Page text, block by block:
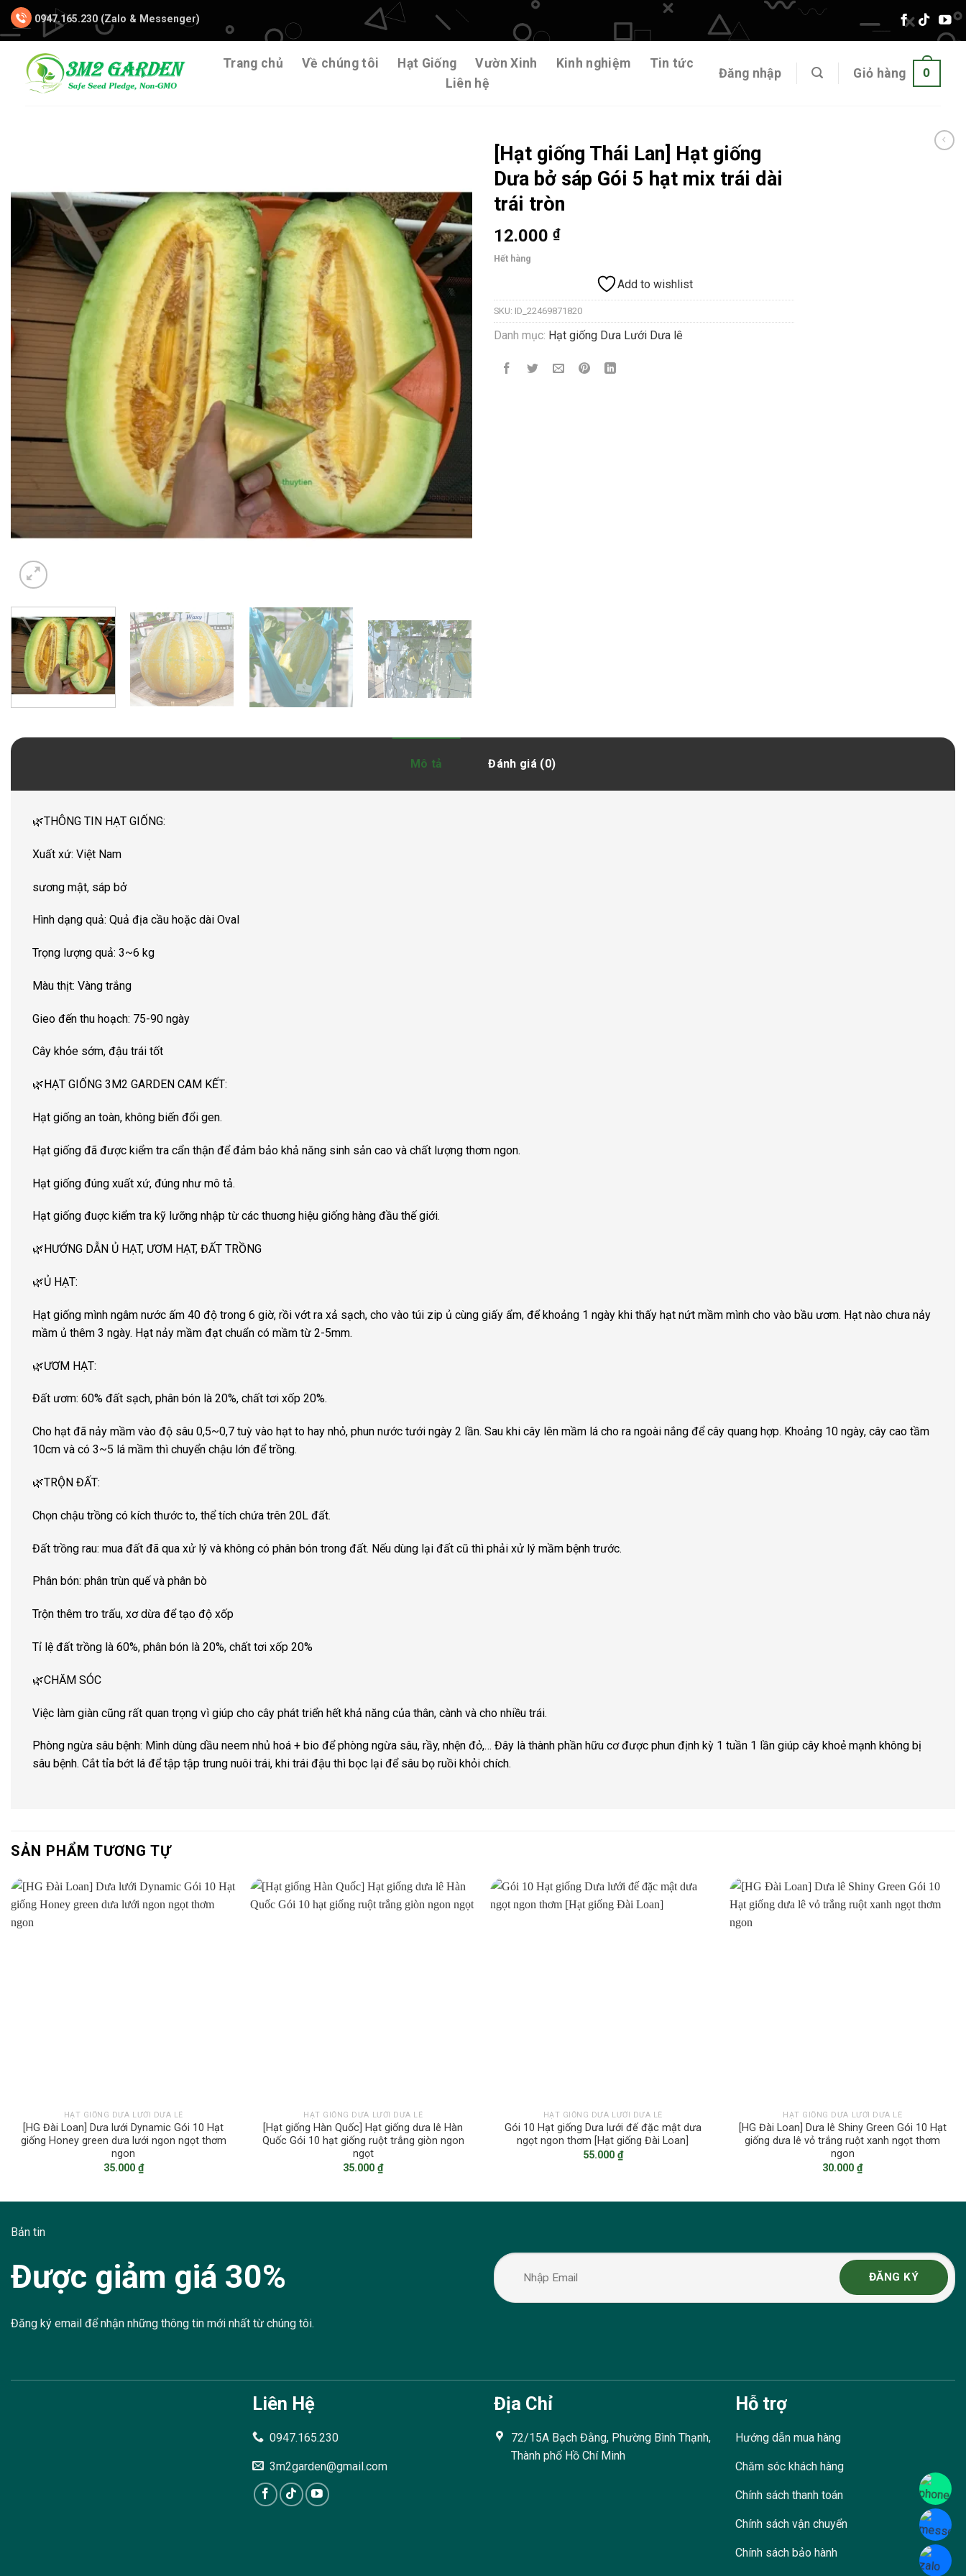
Chuyển
đến
nội
0947.165.230 (Zalo & Messenger)
Trang chủ Về chúng tôi Hạt Giống Vườn Xinh Kinh nghiệm
Tin tức
Liên hệ
Đăng nhập Giỏ hàng 0
Add to wishlist
[Hạt giống Thái Lan] Hạt giống
Dưa bở sáp Gói 5 hạt mix trái dài
trái tròn
12.000 ₫
Hết hàng
Add to wishlist
SKU: ID_22469871820
Danh mục: Hạt giống Dưa Lưới Dưa lê
Mô tả Đánh giá (0)
🌿THÔNG TIN HẠT GIỐNG:
Xuất xứ: Việt Nam
sương mật, sáp bở
Hình dạng quả: Quả địa cầu hoặc dài Oval
Trọng lượng quả: 3~6 kg
Màu thịt: Vàng trắng
Gieo đến thu hoạch: 75-90 ngày
Cây khỏe sớm, đậu trái tốt
🌿HẠT GIỐNG 3M2 GARDEN CAM KẾT:
Hạt giống an toàn, không biến đổi gen.
Hạt giống đã được kiểm tra cẩn thận để đảm bảo khả năng sinh sản cao và chất lượng thơm ngon.
Hạt giống đúng xuất xứ, đúng như mô tả.
Hạt giống đuợc kiểm tra kỹ lưỡng nhập từ các thuơng hiệu giống hàng đầu thế giới.
🌿HƯỚNG DẪN Ủ HẠT, ƯƠM HẠT, ĐẤT TRỒNG
🌿Ủ HẠT:
Hạt giống mình ngâm nước ấm 40 độ trong 6 giờ, rồi vớt ra xả sạch, cho vào túi zip ủ cùng giấy ẩm, để khoảng 1 ngày khi thấy hạt nứt mầm mình cho vào bầu ươm. Hạt nào chưa nảy
mầm ủ thêm 3 ngày. Hạt nảy mầm đạt chuẩn có mầm từ 2-5mm.
🌿ƯƠM HẠT:
Đất ươm: 60% đất sạch, phân bón là 20%, chất tơi xốp 20%.
Cho hạt đã nảy mầm vào độ sâu 0,5~0,7 tuỳ vào hạt to hay nhỏ, phun nước tưới ngày 2 lần. Sau khi cây lên mầm lá cho ra ngoài nắng để cây quang hợp. Khoảng 10 ngày, cây cao tầm
10cm và có 3~5 lá mầm thì chuyển chậu lớn để trồng.
🌿TRỘN ĐẤT:
Chọn chậu trồng có kích thước to, thể tích chứa trên 20L đất.
Đất trồng rau: mua đất đã qua xử lý và không có phân bón trong đất. Nếu dùng lại đất cũ thì phải xử lý mầm bệnh trước.
Phân bón: phân trùn quế và phân bò
Trộn thêm tro trấu, xơ dừa để tạo độ xốp
Tỉ lệ đất trồng là 60%, phân bón là 20%, chất tơi xốp 20%
🌿CHĂM SÓC
Việc làm giàn cũng rất quan trọng vì giúp cho cây phát triển hết khả năng của thân, cành và cho nhiều trái.
Phòng ngừa sâu bệnh: Mình dùng dầu neem nhủ hoá + bio để phòng ngừa sâu, rầy, nhện đỏ,… Đây là thành phần hữu cơ được phun định kỳ 1 tuần 1 lần giúp cây khoẻ mạnh không bị
sâu bệnh. Cắt tỉa bớt lá để tập tập trung nuôi trái, khi trái đậu thì bọc lại để sâu bọ ruồi khỏi chích.
SẢN PHẨM TƯƠNG TỰ
HẠT GIỐNG DƯA LƯỚI DƯA LÊ
[HG Đài Loan] Dưa lưới Dynamic Gói 10 Hạt
giống Honey green dưa lưới ngon ngọt thơm
ngon
35.000 ₫
HẠT GIỐNG DƯA LƯỚI DƯA LÊ
[Hạt giống Hàn Quốc] Hạt giống dưa lê Hàn
Quốc Gói 10 hạt giống ruột trắng giòn ngon
ngọt
35.000₫
HẠT GIỐNG DƯA LƯỚI DƯA LÊ
Gói 10 Hạt giống Dưa lưới đế đặc mật dưa
ngọt ngon thơm [Hạt giống Đài Loan]
55.000 ₫
HẠT GIỐNG DƯA LƯỚI DƯA LÊ
[HG Đài Loan] Dưa lê Shiny Green Gói 10 Hạt
giống dưa lê vỏ trắng ruột xanh ngọt thơm
ngon
30.000₫
Bản tin
Được giảm giá 30%
Đăng ký email để nhận những thông tin mới nhất từ chúng tôi.
Liên Hệ
0947.165.230
3m2garden@gmail.com
Địa Chỉ
72/15A Bạch Đằng, Phường Bình Thạnh,
Thành phố Hồ Chí Minh
Hỗ trợ
Hướng dẫn mua hàng
Chăm sóc khách hàng
Chính sách thanh toán
Chính sách vận chuyển
Chính sách bảo hành